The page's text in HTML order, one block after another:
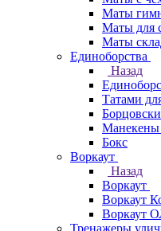
Маты
Маты для
Маты
Единоборства
Назад
Татами
Манекены
Бокс
Воркаут
Назад
Воркаут
Воркаут
Воркаут
Тренажеры